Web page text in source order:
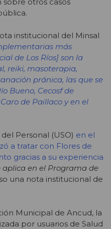
otros casos
institucional del Minsal
más
de Los Ríos] son la
reiki, masoterapia,
pránica, las que se
Bueno, Cecosf de
de Paillaco y en el
Personal (USO) en el
a tratar con Flores de
gracias a su experiencia
aplica en el Programa de
una nota institucional de
Municipal de Ancud, la
por usuarios de Salud